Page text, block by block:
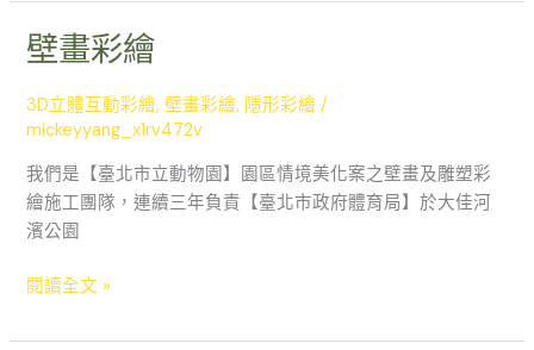
壁畫彩繪
3D立體互動彩繪,壁畫彩繪, 隱形彩繪 /
mickeyyang_x1rv472v
我們是【臺北市立動物園】園區情境美化案之壁畫及雕塑彩
繪施工團隊，連續三年負責【臺北市政府體育局】於大佳河
濱公園
壁
畫
彩
繪
閱讀全文 »